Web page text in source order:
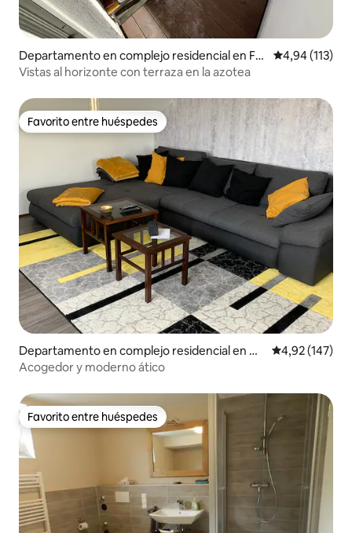
Departamento en complejo residencial en Fri
edrichsdorf
Calificación
4,94 (113)
Vistas al horizonte con terraza en la azotea
Favorito entre huéspedes
Favorito entre huéspedes
Departamento en complejo residencial en M
örfelden-Walldorf
Calificación
4,92 (147)
Acogedor y moderno ático
Favorito entre huéspedes
Favorito entre huéspedes